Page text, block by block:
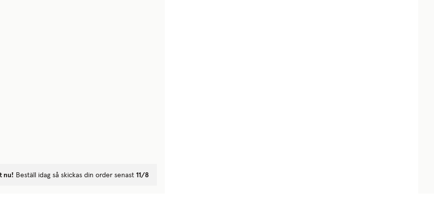
nu! Beställ idag så skickas din order senast 11/8